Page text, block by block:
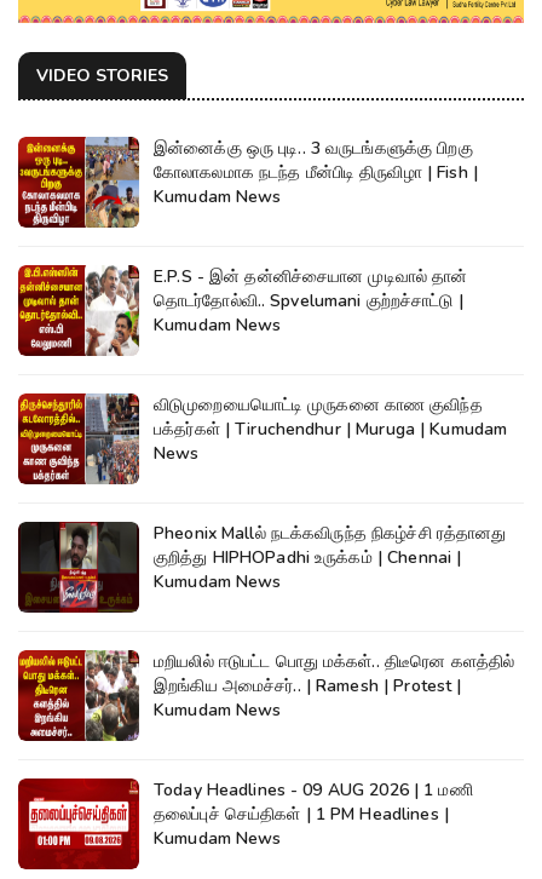
VIDEO STORIES
இன்னைக்கு ஒரு புடி.. 3 வருடங்களுக்கு பிறகு
கோலாகலமாக நடந்த மீன்பிடி திருவிழா | Fish |
Kumudam News
E.P.S - இன் தன்னிச்சையான முடிவால் தான்
தொடர்தோல்வி.. Spvelumani குற்றச்சாட்டு |
Kumudam News
விடுமுறையையொட்டி முருகனை காண குவிந்த
பக்தர்கள் | Tiruchendhur | Muruga | Kumudam
News
Pheonix Mallல் நடக்கவிருந்த நிகழ்ச்சி ரத்தானது
குறித்து HIPHOPadhi உருக்கம் | Chennai |
Kumudam News
மறியலில் ஈடுபட்ட பொது மக்கள்.. திடீரென களத்தில்
இறங்கிய அமைச்சர்.. | Ramesh | Protest |
Kumudam News
Today Headlines - 09 AUG 2026 | 1 மணி
தலைப்புச் செய்திகள் | 1 PM Headlines |
Kumudam News